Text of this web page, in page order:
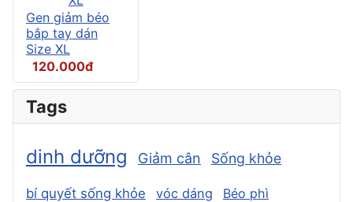
Gen giảm béo
bắp tay dán
Size XL
120.000đ
Tags
dinh dưỡng Giảm cân Sống khỏe
bí quyết sống khỏe vóc dáng Béo phì